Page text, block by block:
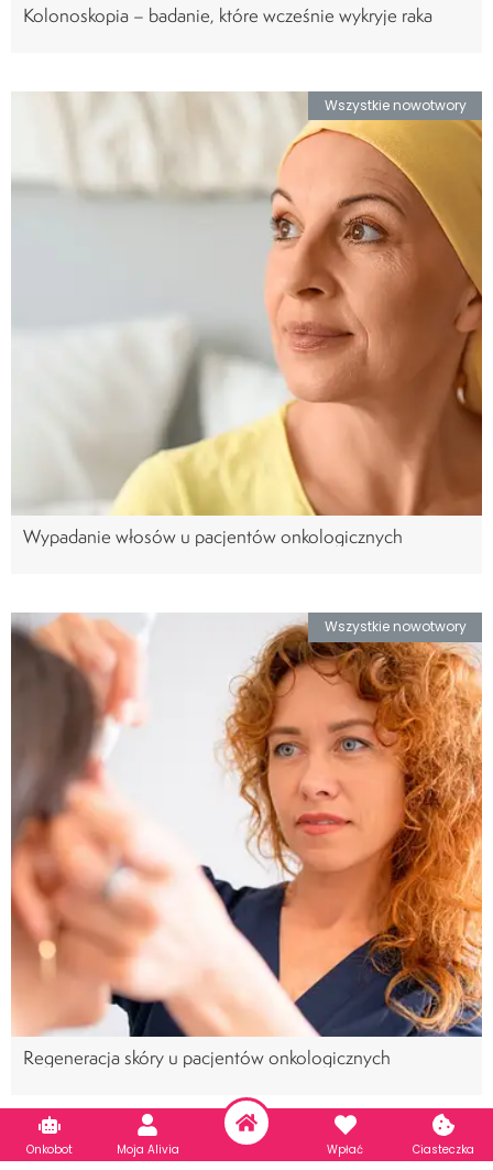
Kolonoskopia – badanie, które wcześnie wykryje raka
Wszystkie nowotwory
Wypadanie włosów u pacjentów onkologicznych
Wszystkie nowotwory
Regeneracja skóry u pacjentów onkologicznych
Nowotwory układu pokarmowego
Onkobot Moja Alivia Wpłać Ciasteczka